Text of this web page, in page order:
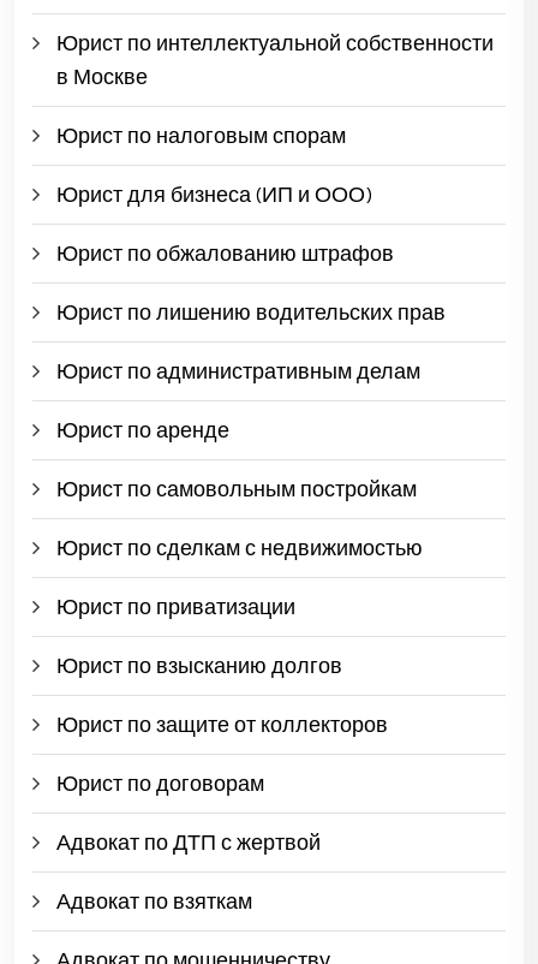
Юрист по интеллектуальной собственности
в Москве
Юрист по налоговым спорам
Юрист для бизнеса (ИП и ООО)
Юрист по обжалованию штрафов
Юрист по лишению водительских прав
Юрист по административным делам
Юрист по аренде
Юрист по самовольным постройкам
Юрист по сделкам с недвижимостью
Юрист по приватизации
Юрист по взысканию долгов
Юрист по защите от коллекторов
Юрист по договорам
Адвокат по ДТП с жертвой
Адвокат по взяткам